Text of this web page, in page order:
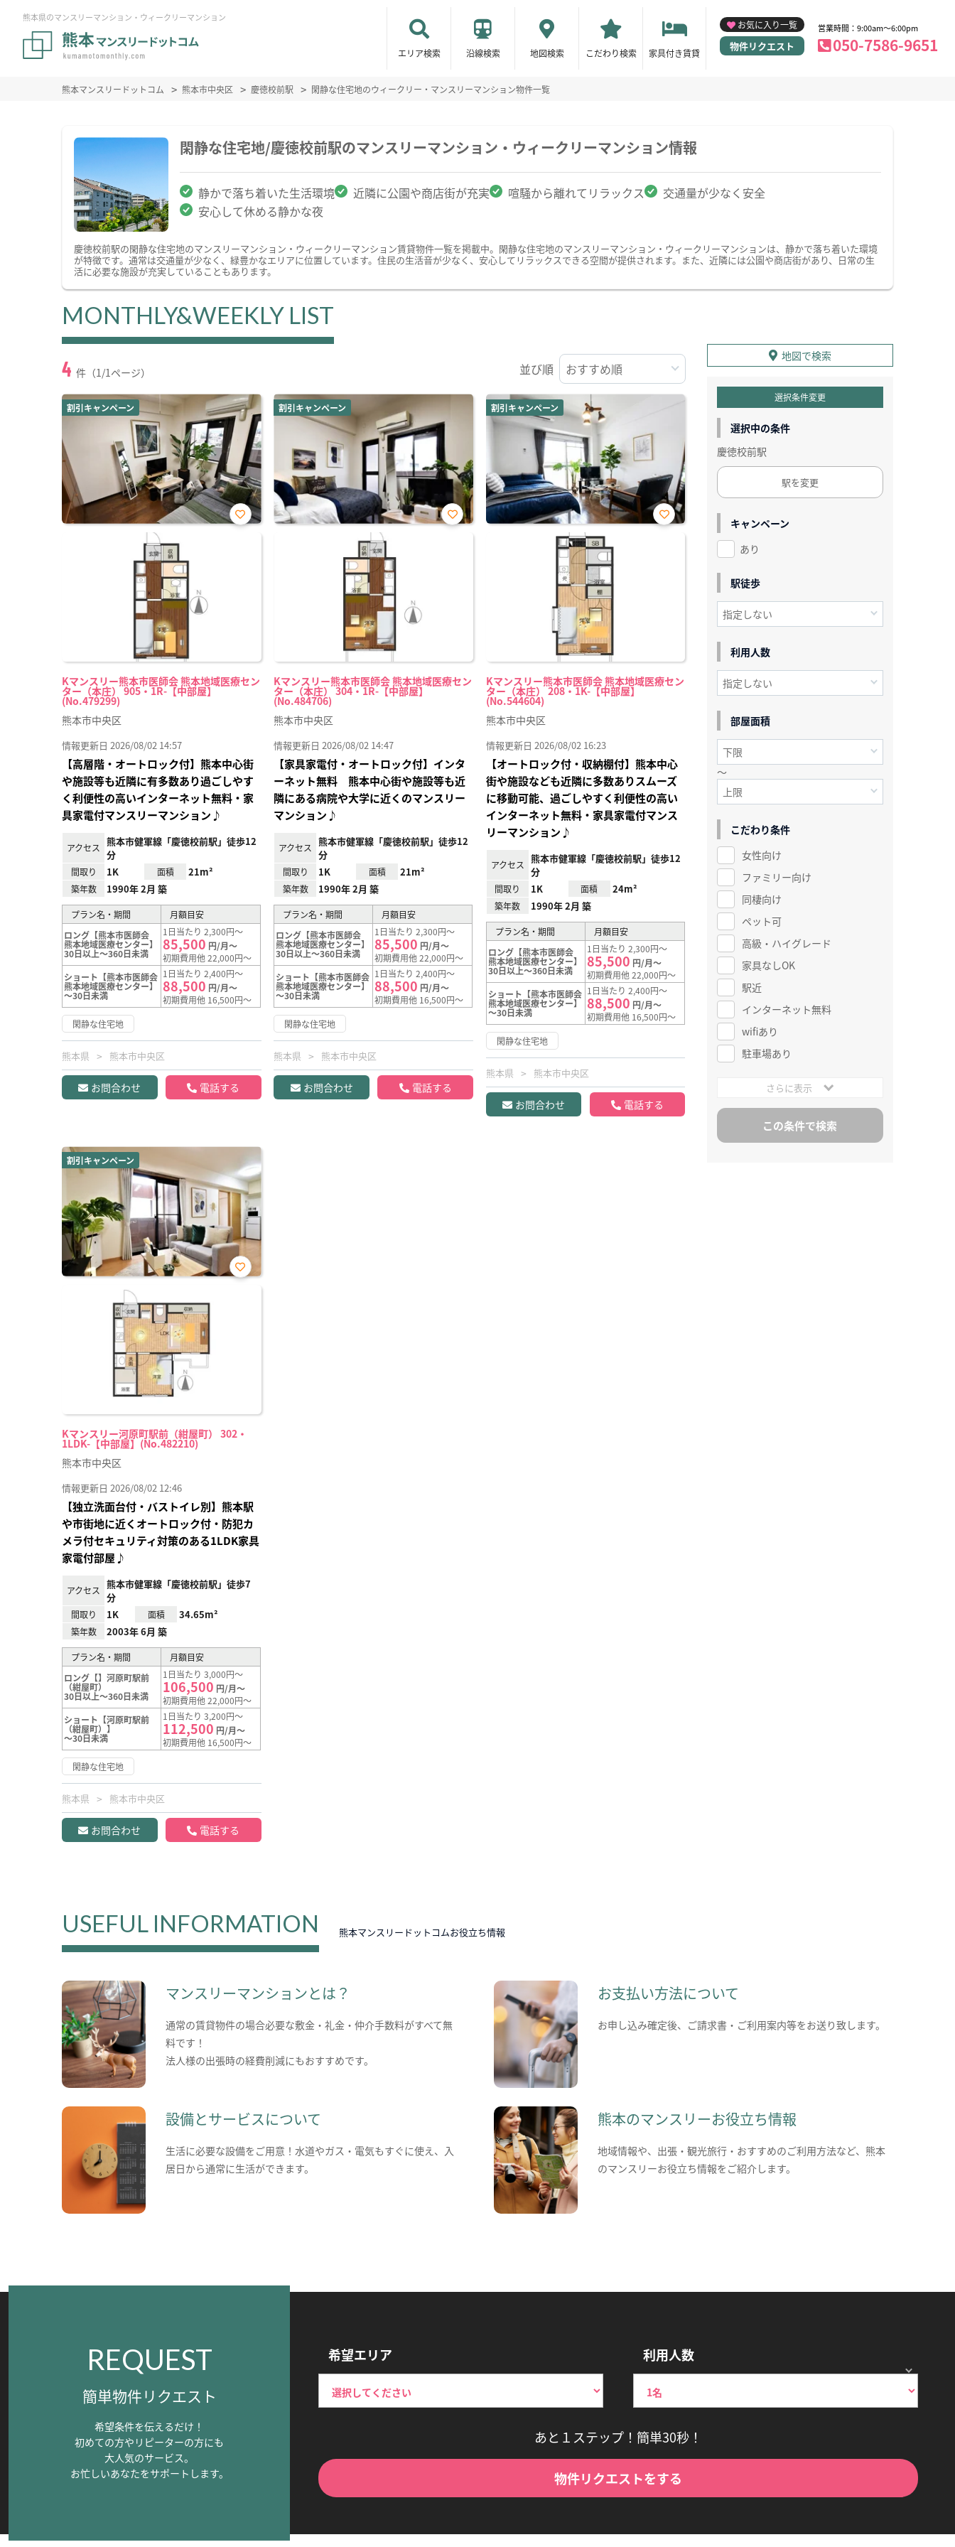
熊本県のマンスリーマンション・ウィークリーマンション
エリア検索 沿線検索 地図検索 こだわり検索 家具付き賃貸
お気に入り一覧
物件リクエスト
営業時間：9:00am～6:00pm
050-7586-9651
熊本マンスリードットコム 熊本市中央区 慶徳校前駅 閑静な住宅地のウィークリー・マンスリーマンション物件一覧
閑静な住宅地/慶徳校前駅のマンスリーマンション・ウィークリーマンション情報
静かで落ち着いた生活環境 近隣に公園や商店街が充実 喧騒から離れてリラックス
交通量が少なく安全
安心して休める静かな夜
慶徳校前駅の閑静な住宅地のマンスリーマンション・ウィークリーマンション賃貸物件一覧を掲載中。閑静な住宅地のマンスリーマンション・ウィークリーマンションは、静かで落ち着いた環境
が特徴です。通常は交通量が少なく、緑豊かなエリアに位置しています。住民の生活音が少なく、安心してリラックスできる空間が提供されます。また、近隣には公園や商店街があり、日常の生
活に必要な施設が充実していることもあります。
MONTHLY&WEEKLY LIST
4 件（1/1ページ） 並び順
割引キャンペーン
Kマンスリー熊本市医師会 熊本地域医療セン
ター（本庄） 905・1R-【中部屋】
(No.479299)
お気
熊本市中央区
情報更新日 2026/08/02 14:57
【高層階・オートロック付】熊本中心街
や施設等も近隣に有多数あり過ごしやす
く利便性の高いインターネット無料・家
具家電付マンスリーマンション♪
アクセス
熊本市健軍線「慶徳校前駅」徒歩12
分
間取り 1K 面積 21m²
築年数 1990年 2月 築
プラン名・期間
月額目安
ロング【熊本市医師会
熊本地域医療センター】
30日以上～360日未満
1日当たり 2,300円～
85,500 円/月～
初期費用他 22,000円～
ショート【熊本市医師会
熊本地域医療センター】
～30日未満
1日当たり 2,400円～
88,500 円/月～
初期費用他 16,500円～
閑静な住宅地
熊本県 熊本市中央区
お問合わせ 電話する
割引キャンペーン
Kマンスリー熊本市医師会 熊本地域医療セン
ター（本庄） 304・1R-【中部屋】
(No.484706)
お気
熊本市中央区
情報更新日 2026/08/02 14:47
【家具家電付・オートロック付】インタ
ーネット無料 熊本中心街や施設等も近
隣にある病院や大学に近くのマンスリー
マンション♪
アクセス
熊本市健軍線「慶徳校前駅」徒歩12
分
間取り 1K 面積 21m²
築年数 1990年 2月 築
プラン名・期間
月額目安
ロング【熊本市医師会
熊本地域医療センター】
30日以上～360日未満
1日当たり 2,300円～
85,500 円/月～
初期費用他 22,000円～
ショート【熊本市医師会
熊本地域医療センター】
～30日未満
1日当たり 2,400円～
88,500 円/月～
初期費用他 16,500円～
閑静な住宅地
熊本県 熊本市中央区
お問合わせ 電話する
割引キャンペーン
Kマンスリー熊本市医師会 熊本地域医療セン
ター（本庄） 208・1K-【中部屋】
(No.544604)
お気
熊本市中央区
情報更新日 2026/08/02 16:23
【オートロック付・収納棚付】熊本中心
街や施設なども近隣に多数ありスムーズ
に移動可能、過ごしやすく利便性の高い
インターネット無料・家具家電付マンス
リーマンション♪
アクセス
熊本市健軍線「慶徳校前駅」徒歩12
分
間取り 1K 面積 24m²
築年数 1990年 2月 築
プラン名・期間
月額目安
ロング【熊本市医師会
熊本地域医療センター】
30日以上～360日未満
1日当たり 2,300円～
85,500 円/月～
初期費用他 22,000円～
ショート【熊本市医師会
熊本地域医療センター】
～30日未満
1日当たり 2,400円～
88,500 円/月～
初期費用他 16,500円～
閑静な住宅地
熊本県 熊本市中央区
お問合わせ 電話する
割引キャンペーン
Kマンスリー河原町駅前（紺屋町） 302・
1LDK-【中部屋】(No.482210)
お気
熊本市中央区
情報更新日 2026/08/02 12:46
【独立洗面台付・バストイレ別】熊本駅
や市街地に近くオートロック付・防犯カ
メラ付セキュリティ対策のある1LDK家具
家電付部屋♪
アクセス
熊本市健軍線「慶徳校前駅」徒歩7
分
間取り 1K 面積 34.65m²
築年数 2003年 6月 築
プラン名・期間
月額目安
ロング【】河原町駅前
（紺屋町）
30日以上～360日未満
1日当たり 3,000円～
106,500 円/月～
初期費用他 22,000円～
ショート【河原町駅前
（紺屋町）】
～30日未満
1日当たり 3,200円～
112,500 円/月～
初期費用他 16,500円～
閑静な住宅地
熊本県 熊本市中央区
お問合わせ 電話する
地図で検索
選択条件変更
選択中の条件
慶徳校前駅
駅を変更
キャンペーン
あり
駅徒歩
利用人数
部屋面積
～
こだわり条件
女性向け
ファミリー向け
同棲向け
ペット可
高級・ハイグレード
家具なしOK
駅近
インターネット無料
wifiあり
駐車場あり
さらに表示
USEFUL INFORMATION 熊本マンスリードットコムお役立ち情報
マンスリーマンションとは？
通常の賃貸物件の場合必要な敷金・礼金・仲介手数料がすべて無
料です！
法人様の出張時の経費削減にもおすすめです。
お支払い方法について
お申し込み確定後、ご請求書・ご利用案内等をお送り致します。
設備とサービスについて
生活に必要な設備をご用意！水道やガス・電気もすぐに使え、入
居日から通常に生活ができます。
熊本のマンスリーお役立ち情報
地域情報や、出張・観光旅行・おすすめのご利用方法など、熊本
のマンスリーお役立ち情報をご紹介します。
REQUEST
簡単物件リクエスト
希望条件を伝えるだけ！
初めての方やリピーターの方にも
大人気のサービス。
お忙しいあなたをサポートします。
希望エリア 利用人数
あと１ステップ！簡単30秒！
物件リクエストをする